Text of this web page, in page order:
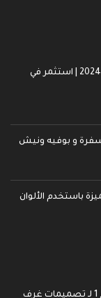
أفكار مبتكرة لتصميم الـ مطابخ 2024 | استثمر في
باستخدم الألوان
غرفة شباب - Youthful Nest | رقم 1 لـ تصميمات غرف